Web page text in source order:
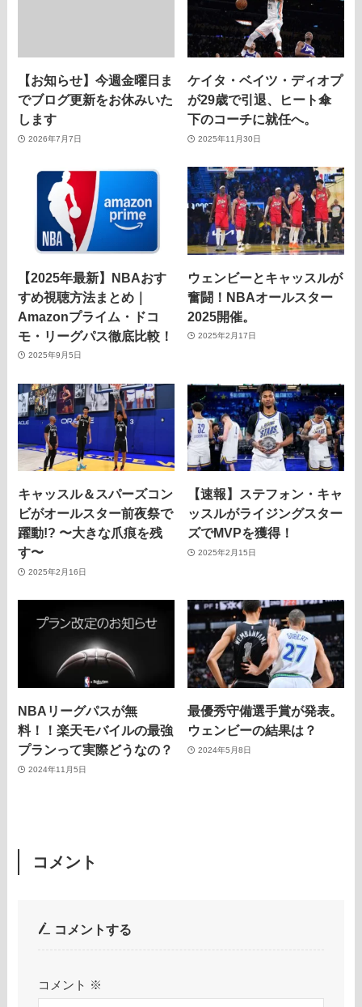
【お知らせ】今週金曜日ま
でブログ更新をお休みいた
します
2026年7月7日
ケイタ・ベイツ・ディオプ
が29歳で引退、ヒート傘
下のコーチに就任へ。
2025年11月30日
【2025年最新】NBAおす
すめ視聴方法まとめ｜
Amazonプライム・ドコ
モ・リーグパス徹底比較！
2025年9月5日
ウェンビーとキャッスルが
奮闘！NBAオールスター
2025開催。
2025年2月17日
キャッスル＆スパーズコン
ビがオールスター前夜祭で
躍動!? 〜大きな爪痕を残
す〜
2025年2月16日
【速報】ステフォン・キャ
ッスルがライジングスター
ズでMVPを獲得！
2025年2月15日
NBAリーグパスが無
料！！楽天モバイルの最強
プランって実際どうなの？
2024年11月5日
最優秀守備選手賞が発表。
ウェンビーの結果は？
2024年5月8日
コメント
コメントする
コメント ※